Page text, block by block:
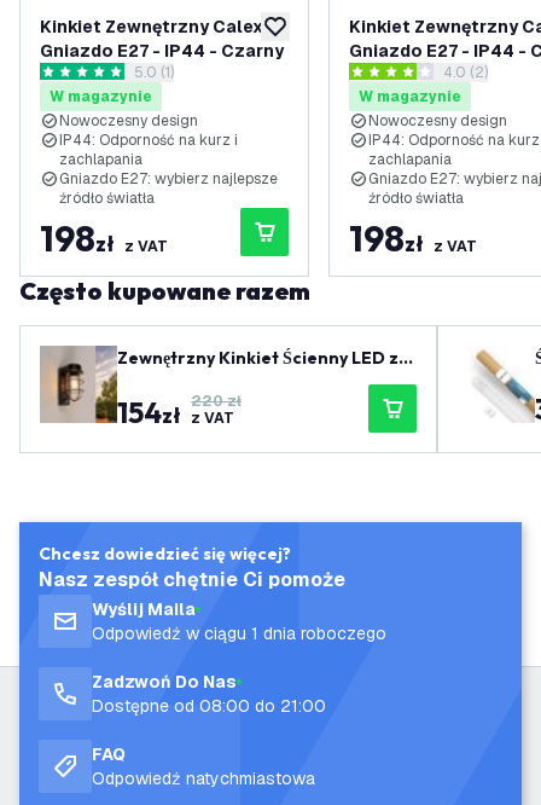
dodaj do listy życzeń
Kinkiet Zewnętrzny Calex -
Gniazdo E27 - IP44 - Czarny
otwórz panel recenzji
5 Gwiazdki oceny
5.0 (1)
W magazynie
Nowoczesny design
IP44: Odporność na kurz i
zachlapania
Gniazdo E27: wybierz najlepsze
źródło światła
198zł z VAT
Kinkiet Zewnętrzny
Gniazdo E27 - IP44 -
otwórz
4 Gwiazdki oceny
4.0 (2)
W magazynie
Nowoczesny design
IP44: Odporność na
zachlapania
Gniazdo E27: wybierz
źródło światła
198zł z VAT
Często kupowane razem
Zewnętrzny Kinkiet Ścienny LED z c
zujnikiem - Czarny - Przemysłowy -
IP44 - Oprawa E27
154zł 220 zł
z VAT
Chcesz dowiedzieć się więcej?
Nasz zespół chętnie Ci pomoże
Wyślij Maila
Odpowiedź w ciągu 1 dnia roboczego
Zadzwoń Do Nas
Dostępne od 08:00 do 21:00
FAQ
Odpowiedź natychmiastowa